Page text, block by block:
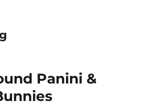
Panini &